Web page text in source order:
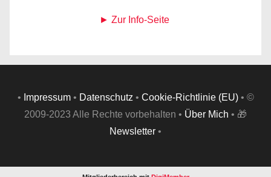
► Zur Info-Seite
• Impressum• Datenschutz • Cookie-Richtlinie (EU)• ©
2009-2023 Alle Rechte vorbehalten • Über Mich • 🎁
Newsletter •